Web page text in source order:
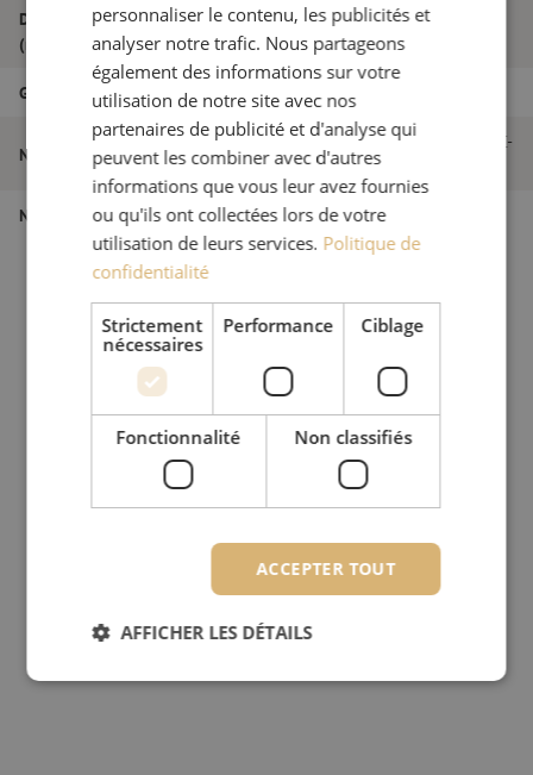
Diamètre extérieur
(mm)
Grade B
Nom de l'article
Jarretière optique duplex SM, E2000/APC-
E2000/APC, 2.0mm, 4m
Numéro d'article M20000300
personnaliser le contenu, les publicités et
analyser notre trafic. Nous partageons
également des informations sur votre
utilisation de notre site avec nos
partenaires de publicité et d'analyse qui
peuvent les combiner avec d'autres
informations que vous leur avez fournies
ou qu'ils ont collectées lors de votre
utilisation de leurs services. Politique de
confidentialité
Strictement
nécessaires
Performance Ciblage
Fonctionnalité Non classifiés
ACCEPTER TOUT
AFFICHER LES DÉTAILS